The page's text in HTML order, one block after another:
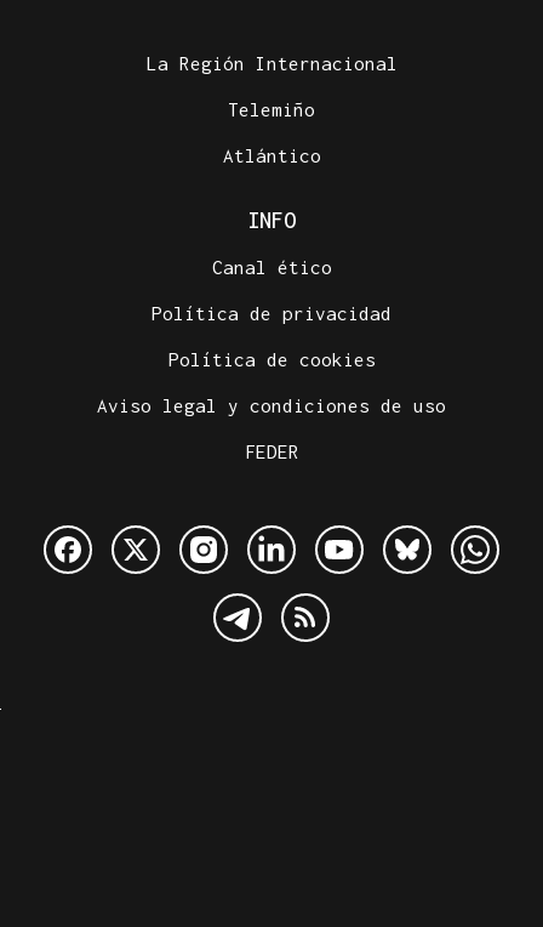
La Región Internacional
Telemiño
Atlántico
INFO
Canal ético
Política de privacidad
Política de cookies
Aviso legal y condiciones de uso
FEDER